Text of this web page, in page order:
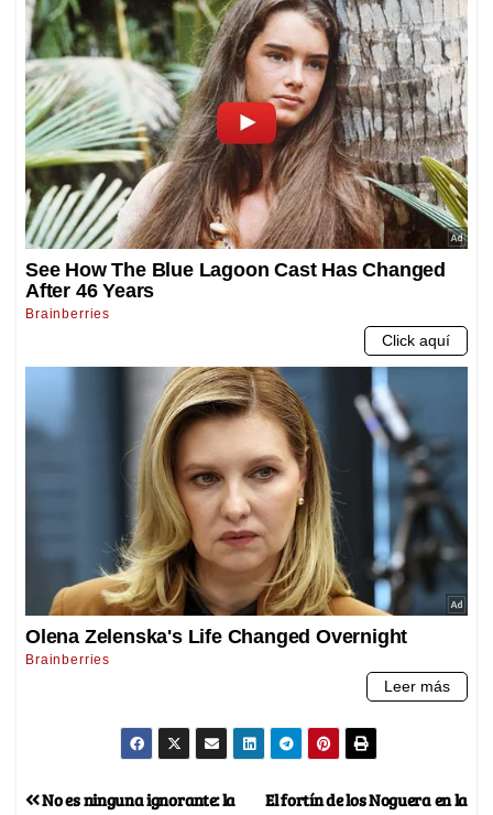
El fortín de los Noguera en la
No es ninguna ignorante: la